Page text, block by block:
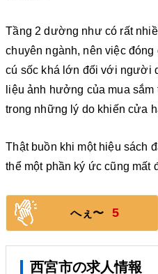
Tầng 2 dường như có rất
chuyên ngành, nên việc
cú sốc khá lớn đối với người
liệu ảnh hưởng của mua
trong những lý do khiến cửa
Thật buồn khi một hiệu sách
thể một phần ký ức cũng mất
へぇ〜 5
西宮市の求人情報